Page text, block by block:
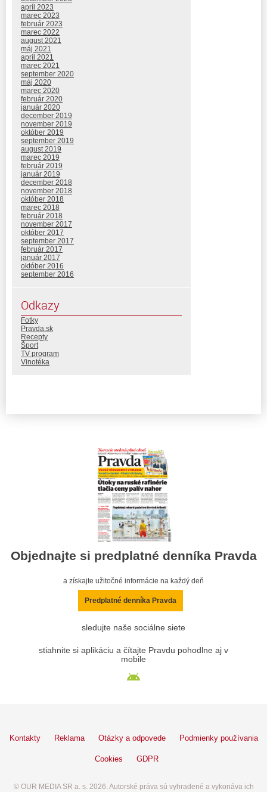
apríl 2023
marec 2023
február 2023
marec 2022
august 2021
máj 2021
apríl 2021
marec 2021
september 2020
máj 2020
marec 2020
február 2020
január 2020
december 2019
november 2019
október 2019
september 2019
august 2019
marec 2019
február 2019
január 2019
december 2018
november 2018
október 2018
marec 2018
február 2018
november 2017
október 2017
september 2017
február 2017
január 2017
október 2016
september 2016
Odkazy
Fotky
Pravda.sk
Recepty
Šport
TV program
Vinotéka
Objednajte si predplatné denníka Pravda
a získajte užitočné informácie na každý deň
Predplatné denníka Pravda
sledujte naše sociálne siete
stiahnite si aplikáciu a čítajte Pravdu pohodlne aj v
mobile
Kontakty Reklama Otázky a odpovede Podmienky používania
Cookies GDPR
© OUR MEDIA SR a. s. 2026. Autorské práva sú vyhradené a vykonáva ich